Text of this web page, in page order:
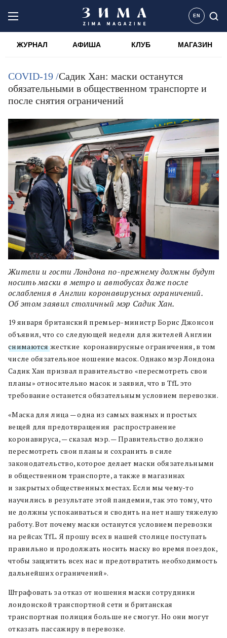
EN
ЖУРНАЛ АФИША КЛУБ МАГАЗИН
COVID-19 /Садик Хан: маски останутся
обязательными в общественном транспорте и
после снятия ограничений
Жители и гости Лондона по-прежнему должны будут
носить маски в метро и автобусах даже после
ослабления в Англии коронавирусных ограничений.
Об этом заявил столичный мэр Садик Хан.
19 января британский премьер-министр Борис Джонсон
объявил, что со следующей недели для жителей Англии
снимаютсяжесткие коронавирусные ограничения, в том
числе обязательное ношение масок. Однако мэр Лондона
Садик Хан призвал правительство «пересмотреть свои
планы» относительно масок и заявил, что в TfL это
требование останется обязательным условием перевозки.
«Маска для лица — одна из самых важных и простых
вещей для предотвращения распространение
коронавируса, — сказал мэр. — Правительство должно
пересмотреть свои планы и сохранить в силе
законодательство, которое делает маски обязательными
в общественном транспорте, а также в магазинах
и закрытых общественных местах. Если мы чему-то
научились в результате этой пандемии, так это тому, что
не должны успокаиваться и сводить на нет нашу тяжелую
работу. Вот почему маски останутся условием перевозки
на рейсах TfL. Я прошу всех в нашей столице поступать
правильно и продолжать носить маску во время поездок,
чтобы защитить всех нас и предотвратить необходимость
дальнейших ограничений».
Штрафовать за отказ от ношения маски сотрудники
лондонской транспортной сети и британская
транспортная полиция больше не смогут. Но они могут
отказать пассажиру в перевозке.